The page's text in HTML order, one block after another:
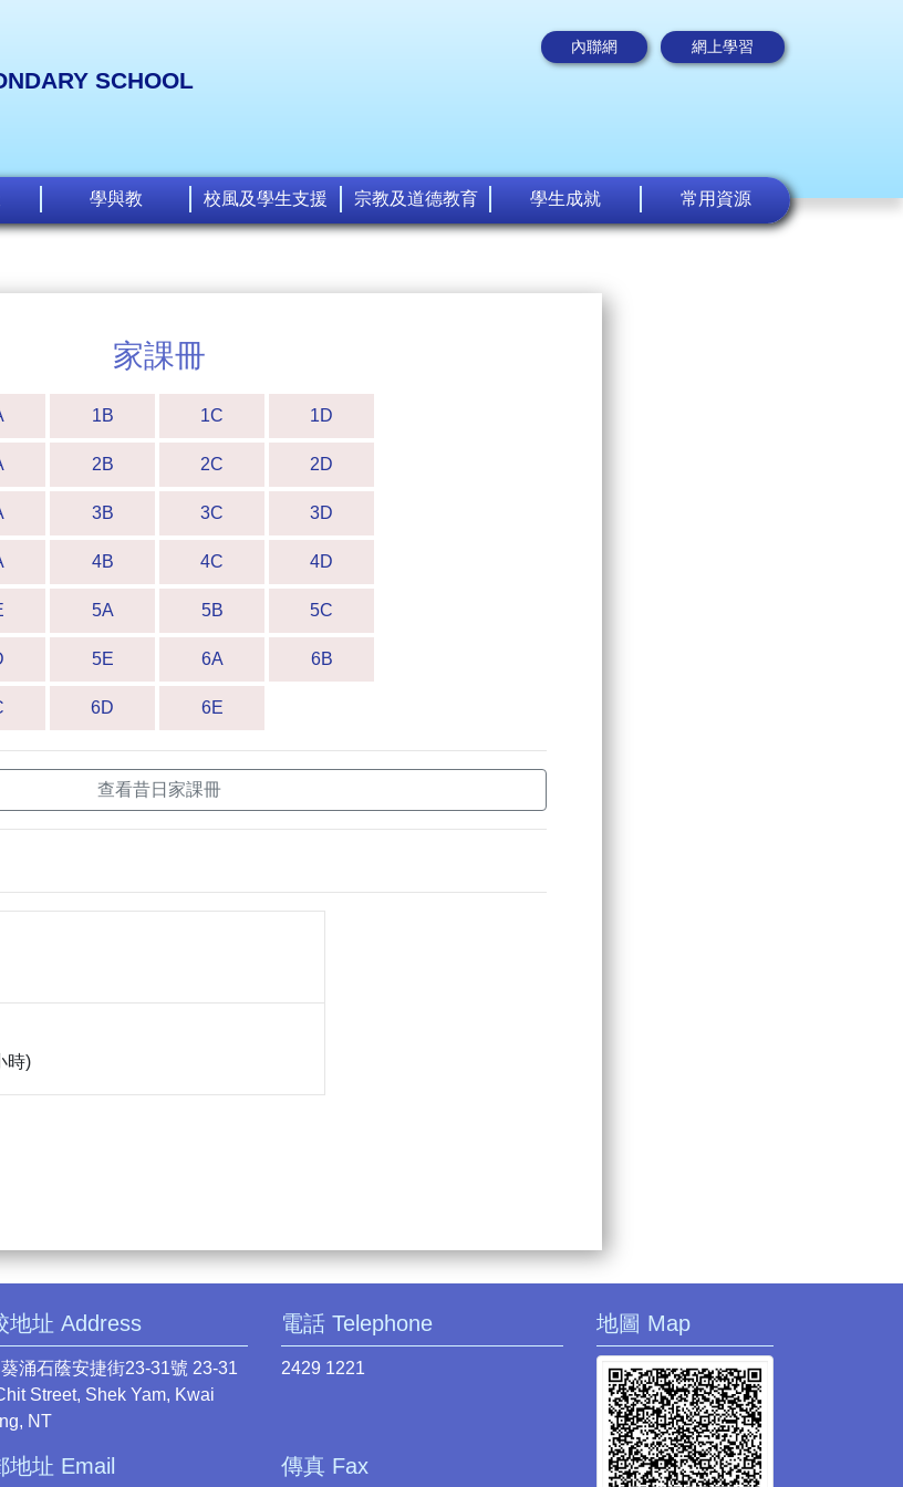
SCHOOL
內聯網 網上學習
學與教 校風及學生支援 宗教及道德教育 學生成就 常用資源
家課冊
1B 1C 1D
2B 2C 2D
3B 3C 3D
4B 4C 4D
5A 5B 5C
5E 6A 6B
6D 6E
查看昔日家課冊
時)
地址 Address
涌石蔭安捷街23-31號 23-31
Street, Shek Yam, Kwai
NT
電話 Telephone
2429 1221
地址 Email 傳真 Fax
地圖 Map